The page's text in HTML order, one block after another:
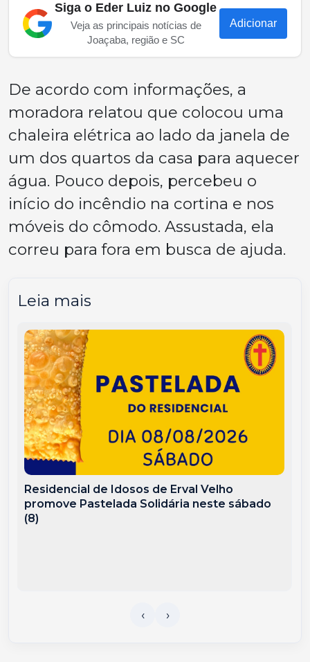
Siga o Eder Luiz no Google
Veja as principais notícias de
Joaçaba, região e SC
Adicionar
De acordo com informações, a
moradora relatou que colocou uma
chaleira elétrica ao lado da janela de
um dos quartos da casa para aquecer
água. Pouco depois, percebeu o
início do incêndio na cortina e nos
móveis do cômodo. Assustada, ela
correu para fora em busca de ajuda.
Leia mais
Residencial de Idosos de Erval Velho
promove Pastelada Solidária neste sábado
(8)